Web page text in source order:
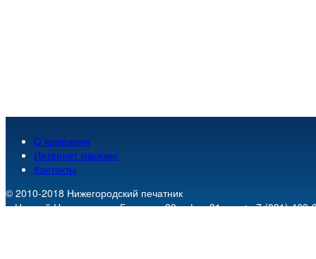
О компании
Интернет магазин
Контакты
© 2010-2018 Нижегородский печатник
г. Нижний Новгород,пр. Гагарина 39, офис 31. тел.:+7 (831) 469-